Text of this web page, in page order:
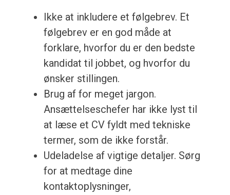
Ikke at inkludere et følgebrev. Et
følgebrev er en god måde at
forklare, hvorfor du er den bedste
kandidat til jobbet, og hvorfor du
ønsker stillingen.
Brug af for meget jargon.
Ansættelseschefer har ikke lyst til
at læse et CV fyldt med tekniske
termer, som de ikke forstår.
Udeladelse af vigtige detaljer. Sørg
for at medtage dine
kontaktoplysninger,